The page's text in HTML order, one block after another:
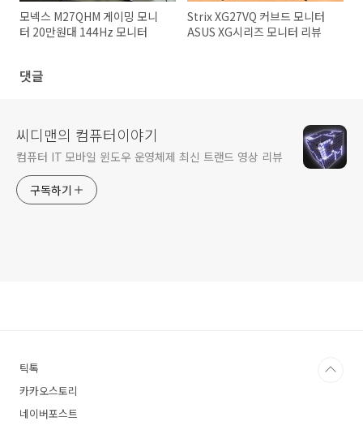
모넥스 M27QHM 게이밍 모니
터 20만원대 144Hz 모니터
Strix XG27VQ 커브드 모니터
ASUS XG시리즈 모니터 리뷰
댓글
씨디맨의 컴퓨터이야기
컴퓨터 IT 모바일 윈도우 운영체제 최신 트랜드 영상 리뷰
구독하기
틱톡
카카오스토리
네이버포스트